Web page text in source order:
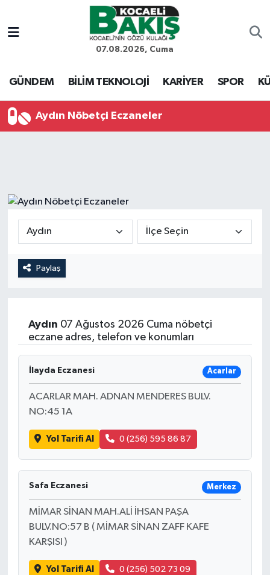
07.08.2026, Cuma
GÜNDEM BİLİM TEKNOLOJİ KARİYER SPOR
Aydın Nöbetçi Eczaneler
Paylaş
Aydın 07 Ağustos 2026 Cuma nöbetçi
eczane adres, telefon ve konumları
İlayda Eczanesi Acarlar
ACARLAR MAH. ADNAN MENDERES BULV.
NO:45 1A
Yol Tarifi Al 0 (256) 595 86 87
Safa Eczanesi Merkez
MİMAR SİNAN MAH.ALİ İHSAN PAŞA
BULV.NO:57 B ( MİMAR SİNAN ZAFF KAFE
KARŞISI )
Yol Tarifi Al 0 (256) 502 73 09
Kocaeli Nöbetçi Eczaneler
Kocaeli Hava Durumu
Son Dakika Haberleri
Haber Arşivi